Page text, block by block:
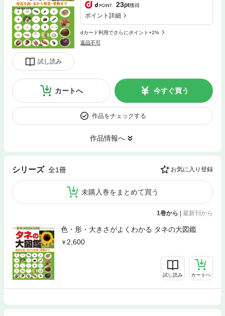
試し読み
23pt獲得
ポイント詳細
dカード利用でさらにポイント+2%
返品不可
カートへ 今すぐ買う
作品をチェックする
作品情報へ
シリーズ 全1冊 お気に入り登録
未購入巻をまとめて買う
1巻から 最新刊から
色・形・大きさがよくわかる タネの大図鑑
2,600
試し読み カートへ